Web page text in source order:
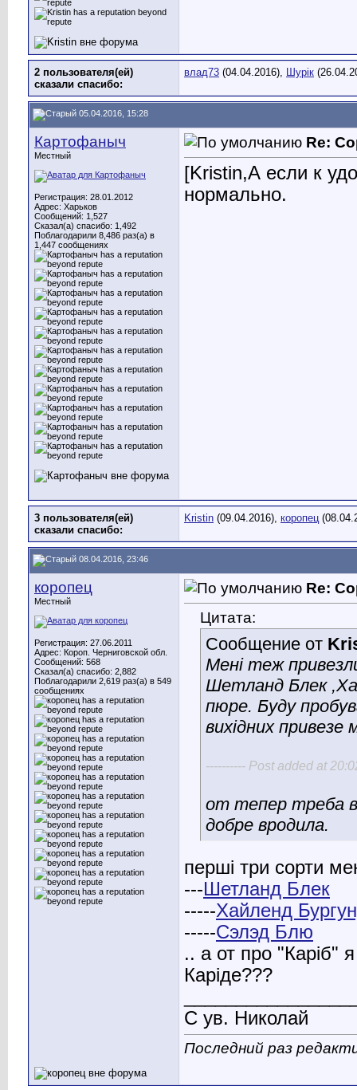
2 пользователя(ей)
сказали cпасибо:
влад73 (04.04.2016), Шурік
05.04.2016, 15:28
Картофаныч
Местный
Регистрация: 28.01.2012
Адрес: Харьков
Сообщений: 1,527
Сказал(а) спасибо: 1,492
Поблагодарили 8,486 раз(а) в
1,447 сообщениях
Re:
[Kristin,А если к
нормально.
3 пользователя(ей)
сказали cпасибо:
Kristin (09.04.2016), коропец
08.04.2016, 23:46
коропец
Местный
Регистрация: 27.06.2011
Адрес: Короп. Черниговской обл.
Сообщений: 568
Сказал(а) спасибо: 2,882
Поблагодарили 2,619 раз(а) в 549
сообщениях
Re:
Цитата:
Сообщение от
Мені теж
Шетланд Блек
пюре. Буду
вихідних привезе
---------- Post added at
от тепер треба
добре вродила.
перші три сорти
---Шетланд Блек
-----Хайленд
-----Сэлэд Блю
.. а от про "Каріб"
Каріде???
С ув. Николай
Последний раз